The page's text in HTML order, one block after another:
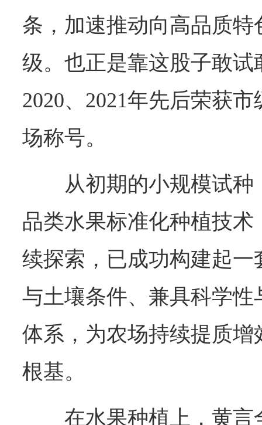
条，加速推动向高品质
级。也正是靠这股子敢
2020、2021年先后荣获
场称号。
从初期的小规模试
品类水果标准化种植技
续探索，已成功构建起
与土壤条件、兼具科学
体系，为农场持续提质
根基。
在水果种植上，黄言